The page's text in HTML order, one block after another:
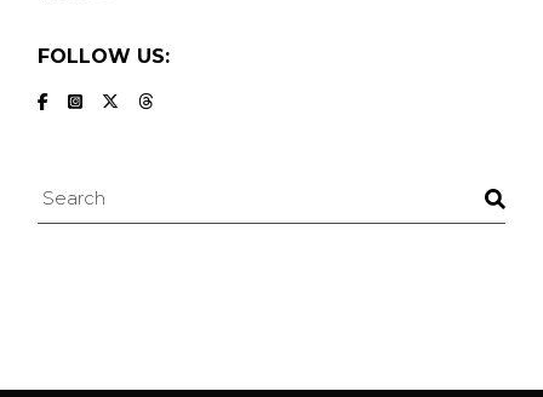
FOLLOW US:
Search